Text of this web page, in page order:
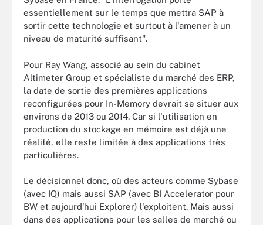
essentiellement sur le temps que mettra SAP à
sortir cette technologie et surtout à l'amener à un
niveau de maturité suffisant".
Pour Ray Wang, associé au sein du cabinet
Altimeter Group et spécialiste du marché des ERP,
la date de sortie des premières applications
reconfigurées pour In-Memory devrait se situer aux
environs de 2013 ou 2014. Car si l'utilisation en
production du stockage en mémoire est déjà une
réalité, elle reste limitée à des applications très
particulières.
Le décisionnel donc, où des acteurs comme Sybase
(avec IQ) mais aussi SAP (avec BI Accelerator pour
BW et aujourd'hui Explorer) l'exploitent. Mais aussi
dans des applications pour les salles de marché ou